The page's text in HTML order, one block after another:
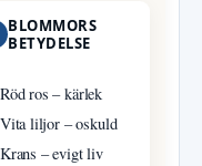
BLOMMORS
BETYDELSE
Röd ros – kärlek
Vita liljor – oskuld
Krans – evigt liv